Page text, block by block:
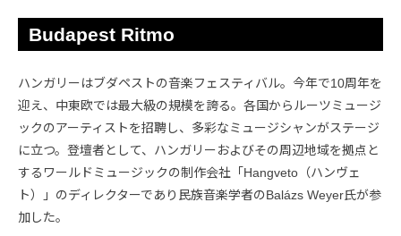
Budapest Ritmo
ハンガリーはブダペストの音楽フェスティバル。今年で10周年を
迎え、中東欧では最大級の規模を誇る。各国からルーツミュージ
ックのアーティストを招聘し、多彩なミュージシャンがステージ
に立つ。登壇者として、ハンガリーおよびその周辺地域を拠点と
するワールドミュージックの制作会社「Hangveto（ハンヴェ
ト）」のディレクターであり民族音楽学者のBalázs Weyer氏が参
加した。